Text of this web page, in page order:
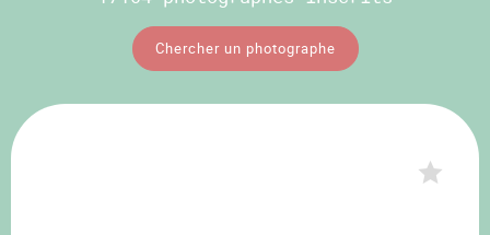
Chercher un photographe